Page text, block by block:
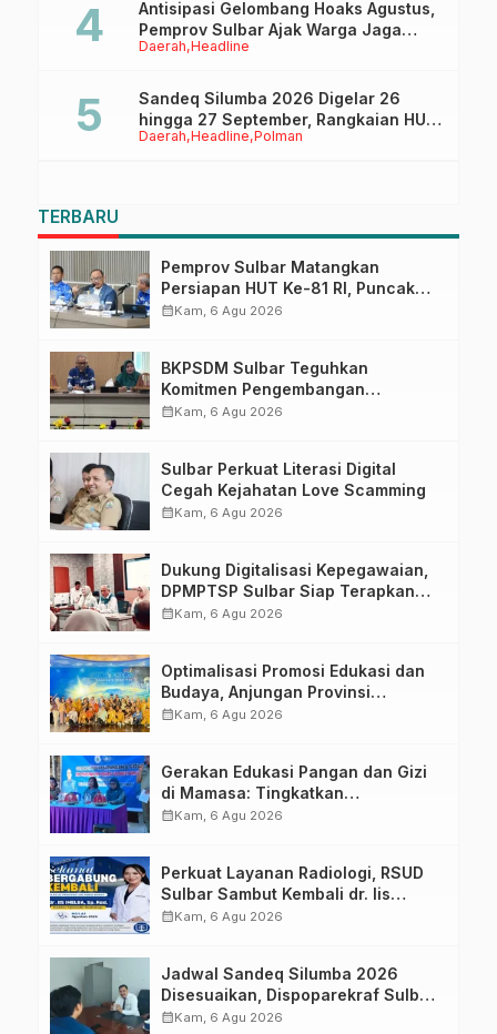
Daerah Headline
Antisipasi Gelombang Hoaks Agustus,
Pemprov Sulbar Ajak Warga Jaga
Ruang Digital
Daerah Headline Polman
Sandeq Silumba 2026 Digelar 26
hingga 27 September, Rangkaian HUT
Sulbar
TERBARU
Pemprov Sulbar Matangkan
Persiapan HUT Ke-81 RI, Puncak
Upacara di Lapangan Ahmad
calendar_monthKam, 6 Agu 2026
BKPSDM Sulbar Teguhkan
Komitmen Pengembangan
Kompetensi ASN melalui
calendar_monthKam, 6 Agu 2026
Sulbar Perkuat Literasi Digital
Cegah Kejahatan Love Scamming
calendar_monthKam, 6 Agu 2026
Dukung Digitalisasi Kepegawaian,
DPMPTSP Sulbar Siap Terapkan
Aplikasi FLEKSI ASN
calendar_monthKam, 6 Agu 2026
Optimalisasi Promosi Edukasi dan
Budaya, Anjungan Provinsi
Sulawesi Barat Perkuat Kolaborasi
calendar_monthKam, 6 Agu 2026
Gerakan Edukasi Pangan dan Gizi
di Mamasa: Tingkatkan
Pengetahuan dan Keterampilan
calendar_monthKam, 6 Agu 2026
Perkuat Layanan Radiologi, RSUD
Sulbar Sambut Kembali dr. Iis
Imelda, Sp.Rad
calendar_monthKam, 6 Agu 2026
Jadwal Sandeq Silumba 2026
Disesuaikan, Dispoparekraf Sulbar
Pastikan Persiapan Tetap
calendar_monthKam, 6 Agu 2026